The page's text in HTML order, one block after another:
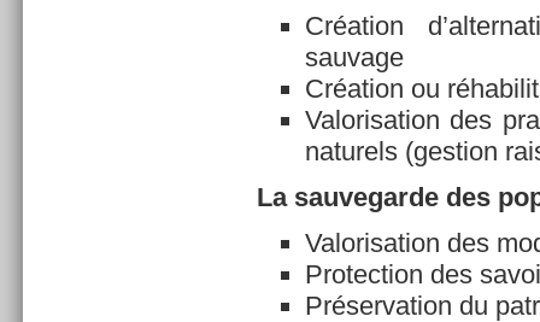
Création
sauvage
Création ou
Valorisation des
naturels (gestion
La sauvegarde des
Valorisation des
Protection des
Préservation du